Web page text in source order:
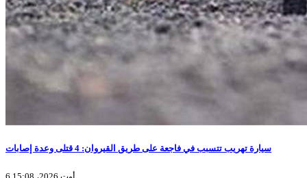
سيارة تهريب تتسبب في فاجعة على طريق القيروان: 4 قتلى وعدة إصابات